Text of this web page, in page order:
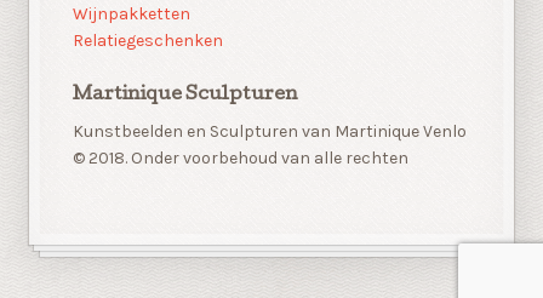
Wijnpakketten
Relatiegeschenken
Martinique Sculpturen
Kunstbeelden en Sculpturen van Martinique Venlo
© 2018. Onder voorbehoud van alle rechten